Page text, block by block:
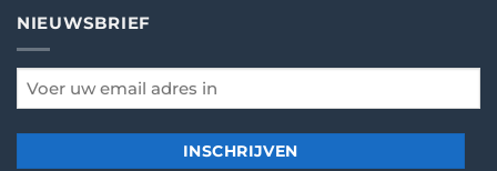
NIEUWSBRIEF
email
*